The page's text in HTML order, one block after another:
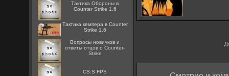
Тактика Обороны в
Counter Strike 1.6
Тактика кемпера в Counter
Strike 1.6
Вопросы новичков и
ответы отцов о Counter-
Strike
CS:S FPS